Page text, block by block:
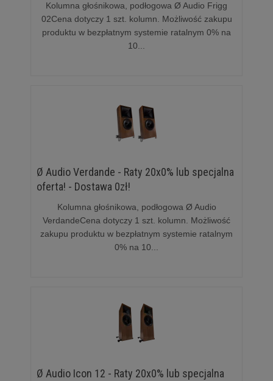
Kolumna głośnikowa, podłogowa Ø Audio Frigg
02Cena dotyczy 1 szt. kolumn. Możliwość zakupu
produktu w bezpłatnym systemie ratalnym 0% na
10...
Ø Audio Verdande - Raty 20x0% lub specjalna
oferta! - Dostawa 0zł!
Kolumna głośnikowa, podłogowa Ø Audio
VerdandeCena dotyczy 1 szt. kolumn. Możliwość
zakupu produktu w bezpłatnym systemie ratalnym
0% na 10...
Ø Audio Icon 12 - Raty 20x0% lub specjalna